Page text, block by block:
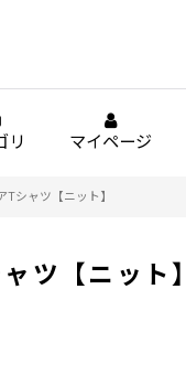
リ マイページ
Tシャツ【ニット】
ツ【ニット】